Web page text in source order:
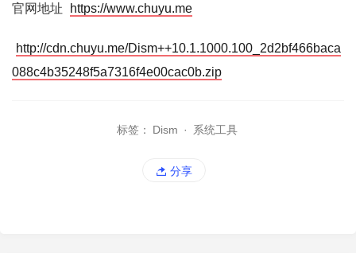
官网地址 https://www.chuyu.me
http://cdn.chuyu.me/Dism++10.1.1000.100_2d2bf466baca
088c4b35248f5a7316f4e00cac0b.zip
标签： Dism · 系统工具
分享